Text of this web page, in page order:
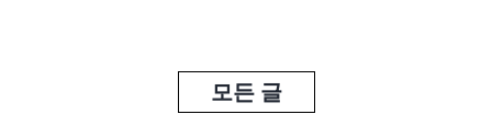
모든 글